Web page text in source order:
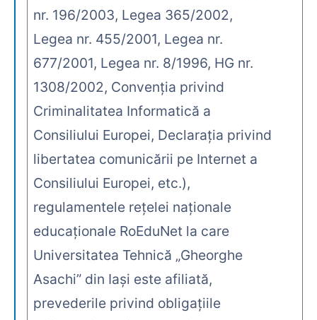
nr. 196/2003, Legea 365/2002,
Legea nr. 455/2001, Legea nr.
677/2001, Legea nr. 8/1996, HG nr.
1308/2002, Convenţia privind
Criminalitatea Informatică a
Consiliului Europei, Declaraţia privind
libertatea comunicării pe Internet a
Consiliului Europei, etc.),
regulamentele reţelei naţionale
educaţionale RoEduNet la care
Universitatea Tehnică „Gheorghe
Asachi” din Iaşi este afiliată,
prevederile privind obligaţiile